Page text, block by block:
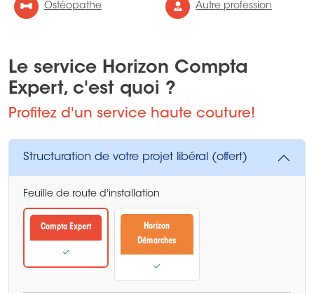
Ostéopathe Autre profession
Le service Horizon Compta
Expert, c'est quoi ?
Profitez d'un service haute couture!
Structuration de votre projet libéral (offert)
Feuille de route d'installation
Horizon
Démarches
✓
Compta Expert
✓